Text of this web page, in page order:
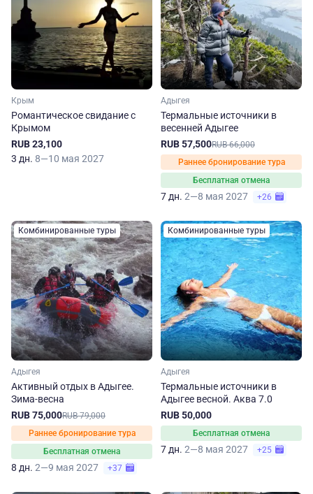
Крым
Романтическое свидание с
Крымом
RUB 23,100
3 дн. 8—10 мая 2027
Адыгея
Термальные источники в
весенней Адыгее
RUB 57,500RUB 66,000
Раннее бронирование тура
Бесплатная отмена
7 дн. 2—8 мая 2027 +26
Комбинированные туры
Адыгея
Активный отдых в Адыгее.
Зима-весна
RUB 75,000RUB 79,000
Раннее бронирование тура
Бесплатная отмена
8 дн. 2—9 мая 2027 +37
Комбинированные туры
Адыгея
Термальные источники в
Адыгее весной. Аква 7.0
RUB 50,000
Бесплатная отмена
7 дн. 2—8 мая 2027 +25